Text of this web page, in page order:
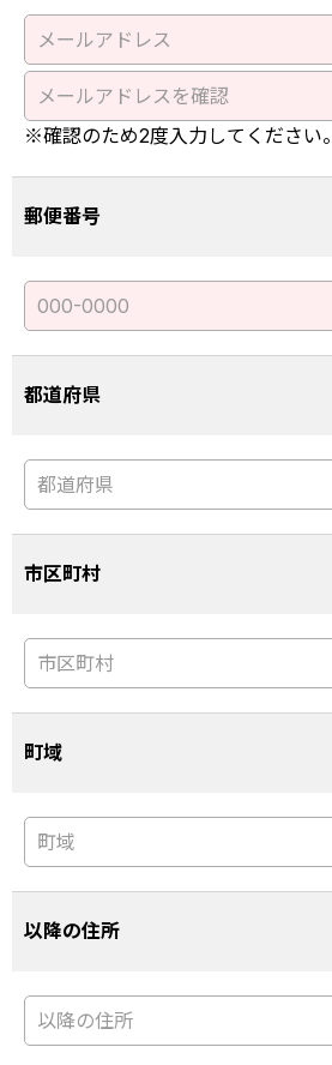
※確認のため2度入力してください。
郵便番号
都道府県
市区町村
町域
以降の住所